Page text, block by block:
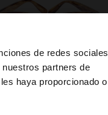
de redes sociales
partners de
haya proporcionado o
×